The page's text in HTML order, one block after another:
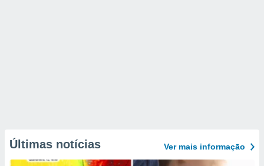
Últimas notícias Ver mais informaçāo